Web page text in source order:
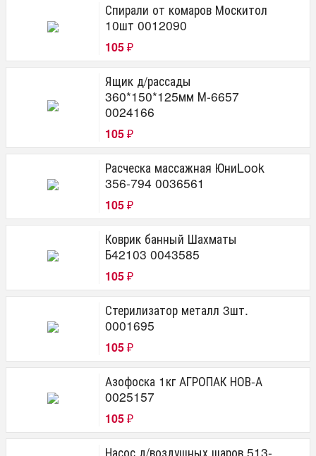
Спирали от комаров Москитол
10шт 0012090
105 ₽
Ящик д/рассады
360*150*125мм М-6657
0024166
105 ₽
Расческа массажная ЮниLook
356-794 0036561
105 ₽
Коврик банный Шахматы
Б42103 0043585
105 ₽
Стерилизатор металл 3шт.
0001695
105 ₽
Азофоска 1кг АГРОПАК НОВ-А
0025157
105 ₽
Насос д/воздушных шаров 513-